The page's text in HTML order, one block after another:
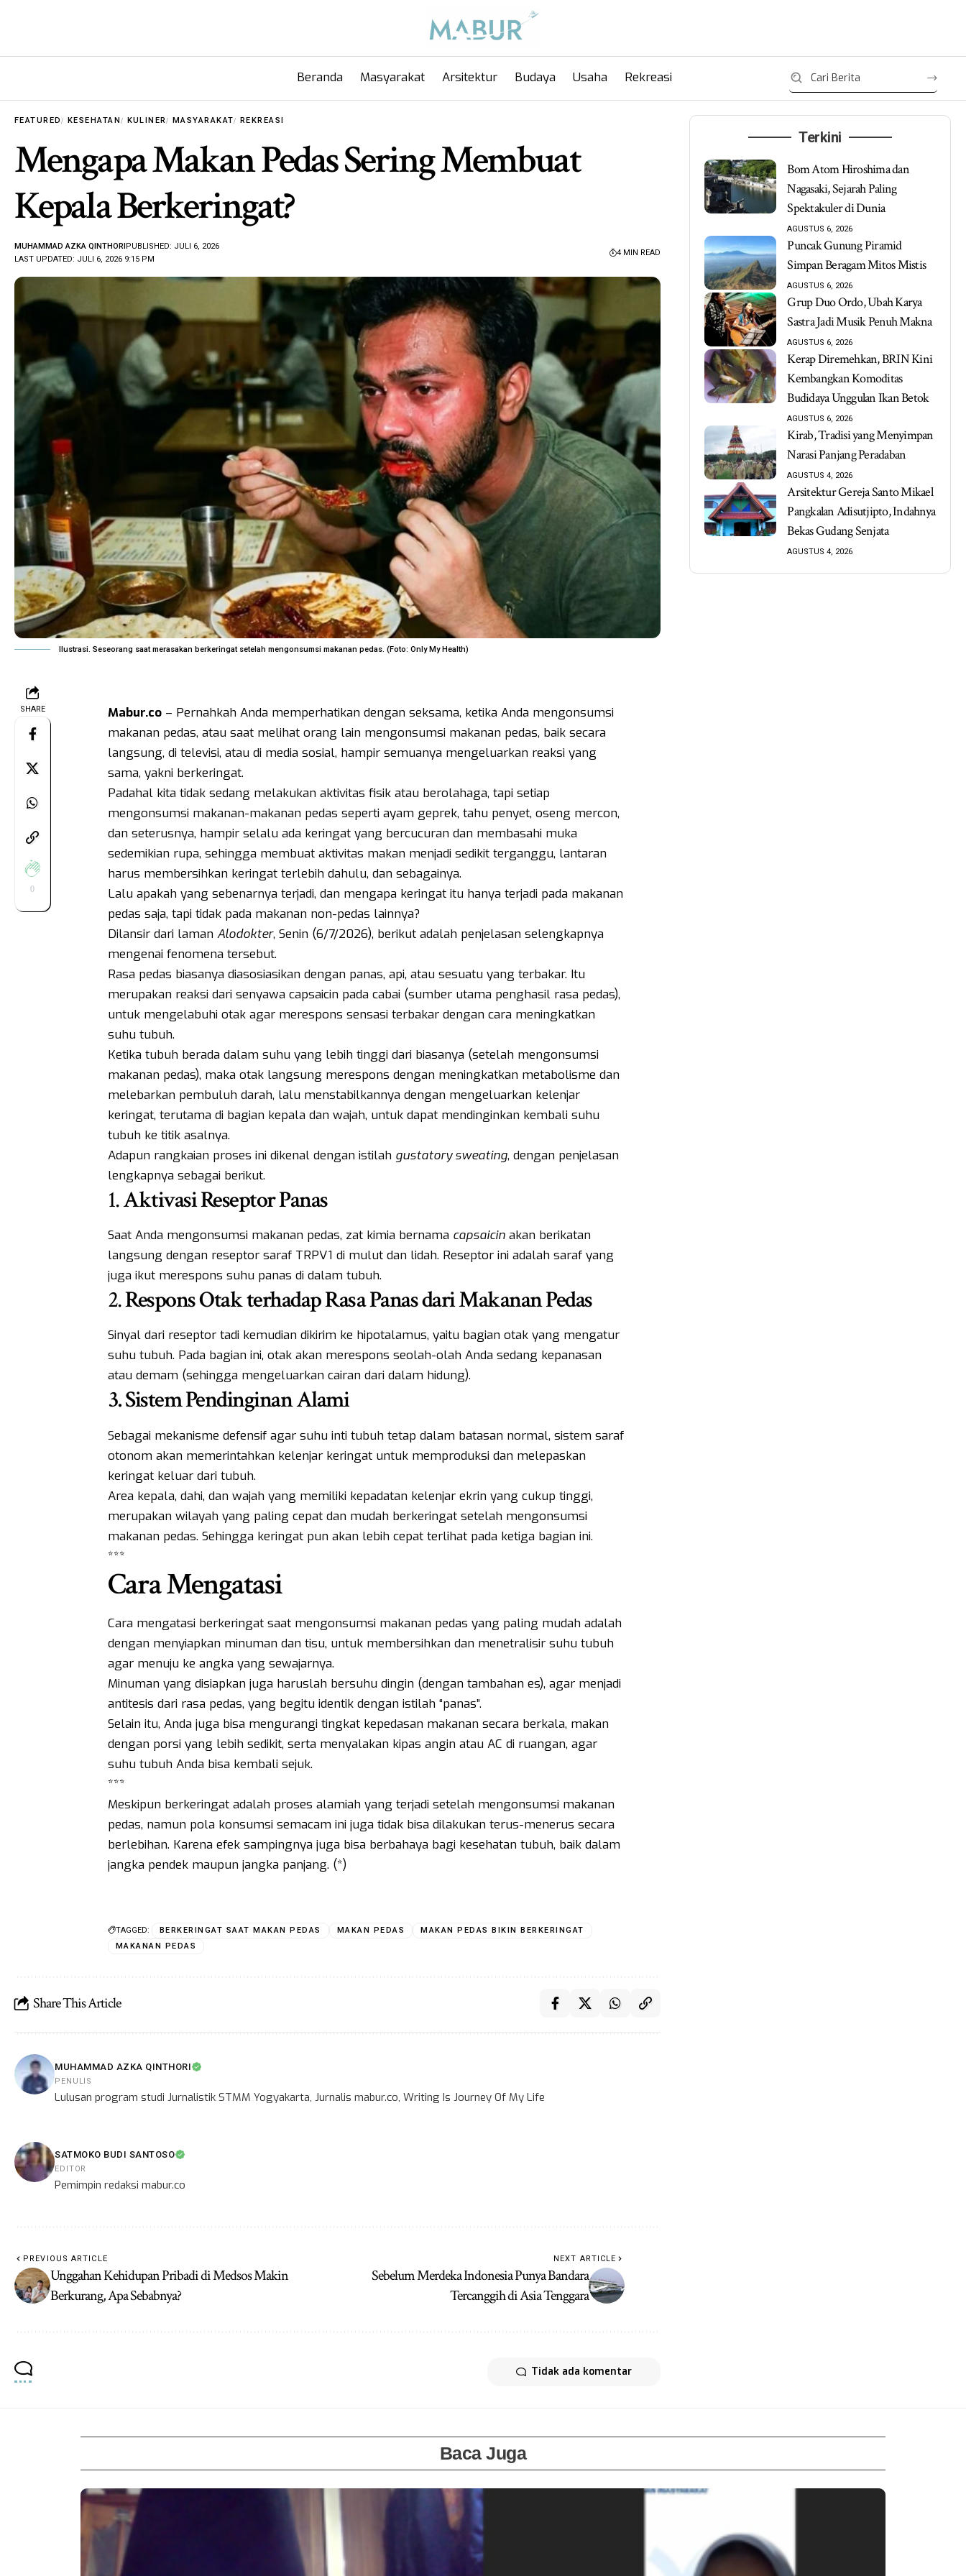
Beranda Masyarakat Arsitektur Budaya Usaha Rekreasi
FEATURED KESEHATAN KULINER MASYARAKAT REKREASI
Mengapa Makan Pedas Sering Membuat
Kepala Berkeringat?
LAST UPDATED: JULI 6, 2026 9:15 PM
MUHAMMAD AZKA QINTHORIPUBLISHED: JULI 6, 2026
4 MIN READ
Ilustrasi. Seseorang saat merasakan berkeringat setelah mengonsumsi makanan pedas. (Foto: Only My Health)
SHARE
0
Mabur.co– Pernahkah Anda memperhatikan dengan seksama, ketika Anda mengonsumsi
makanan pedas, atau saat melihat orang lain mengonsumsi makanan pedas, baik secara
langsung, di televisi, atau di media sosial, hampir semuanya mengeluarkan reaksi yang
sama, yakni berkeringat.
Padahal kita tidak sedang melakukan aktivitas fisik atau berolahaga, tapi setiap
mengonsumsi makanan-makanan pedas seperti ayam geprek, tahu penyet, oseng mercon,
dan seterusnya, hampir selalu ada keringat yang bercucuran dan membasahi muka
sedemikian rupa, sehingga membuat aktivitas makan menjadi sedikit terganggu, lantaran
harus membersihkan keringat terlebih dahulu, dan sebagainya.
Lalu apakah yang sebenarnya terjadi, dan mengapa keringat itu hanya terjadi pada makanan
pedas saja, tapi tidak pada makanan non-pedas lainnya?
Dilansir dari laman Alodokter, Senin (6/7/2026), berikut adalah penjelasan selengkapnya
mengenai fenomena tersebut.
Rasa pedas biasanya diasosiasikan dengan panas, api, atau sesuatu yang terbakar. Itu
merupakan reaksi dari senyawa capsaicin pada cabai (sumber utama penghasil rasa pedas),
untuk mengelabuhi otak agar merespons sensasi terbakar dengan cara meningkatkan
suhu tubuh.
Ketika tubuh berada dalam suhu yang lebih tinggi dari biasanya (setelah mengonsumsi
makanan pedas), maka otak langsung merespons dengan meningkatkan metabolisme dan
melebarkan pembuluh darah, lalu menstabilkannya dengan mengeluarkan kelenjar
keringat, terutama di bagian kepala dan wajah, untuk dapat mendinginkan kembali suhu
tubuh ke titik asalnya.
Adapun rangkaian proses ini dikenal dengan istilah gustatory sweating, dengan penjelasan
lengkapnya sebagai berikut.
1.Aktivasi Reseptor Panas
Saat Anda mengonsumsi makanan pedas, zat kimia bernama capsaicinakan berikatan
langsung dengan reseptor saraf TRPV1 di mulut dan lidah. Reseptor ini adalah saraf yang
juga ikut merespons suhu panas di dalam tubuh.
2.Respons Otakterhadap Rasa Panas dari Makanan Pedas
Sinyal dari reseptor tadi kemudian dikirim ke hipotalamus, yaitu bagian otak yang mengatur
suhu tubuh. Pada bagian ini, otak akan merespons seolah-olah Anda sedang kepanasan
atau demam (sehingga mengeluarkan cairan dari dalam hidung).
3. Sistem Pendinginan Alami
Sebagai mekanisme defensif agar suhu inti tubuh tetap dalam batasan normal, sistem saraf
otonom akan memerintahkan kelenjar keringat untuk memproduksi dan melepaskan
keringat keluar dari tubuh.
Area kepala, dahi, dan wajah yang memiliki kepadatan kelenjar ekrin yang cukup tinggi,
merupakan wilayah yang paling cepat dan mudah berkeringat setelah mengonsumsi
makanan pedas. Sehingga keringat pun akan lebih cepat terlihat pada ketiga bagian ini.
***
Cara Mengatasi
Cara mengatasi berkeringat saat mengonsumsi makanan pedas yang paling mudah adalah
dengan menyiapkan minuman dan tisu, untuk membersihkan dan menetralisir suhu tubuh
agar menuju ke angka yang sewajarnya.
Minuman yang disiapkan juga haruslah bersuhu dingin (dengan tambahan es), agar menjadi
antitesis dari rasa pedas, yang begitu identik dengan istilah “panas”.
Selain itu, Anda juga bisa mengurangi tingkat kepedasan makanan secara berkala, makan
dengan porsi yang lebih sedikit, serta menyalakan kipas angin atau AC di ruangan, agar
suhu tubuh Anda bisa kembali sejuk.
***
Meskipun berkeringat adalah proses alamiah yang terjadi setelah mengonsumsi makanan
pedas, namun pola konsumsi semacam ini juga tidak bisa dilakukan terus-menerus secara
berlebihan. Karena efek sampingnya juga bisa berbahaya bagi kesehatan tubuh, baik dalam
jangka pendek maupun jangka panjang. (*)
TAGGED: BERKERINGAT SAAT MAKAN PEDAS MAKAN PEDAS
MAKAN PEDAS BIKIN BERKERINGAT
MAKANAN PEDAS
Share This Article
MUHAMMAD AZKA QINTHORI
PENULIS
Lulusan program studi Jurnalistik STMM Yogyakarta, Jurnalis mabur.co, Writing Is Journey Of My Life
SATMOKO BUDI SANTOSO
EDITOR
Pemimpin redaksi mabur.co
PREVIOUS ARTICLE
Unggahan Kehidupan Pribadi di Medsos Makin
Berkurang, Apa Sebabnya?
NEXT ARTICLE
Sebelum Merdeka Indonesia Punya Bandara
Tercanggih di Asia Tenggara
Tidak ada komentar
Terkini
Bom Atom Hiroshima dan
Nagasaki, Sejarah Paling
Spektakuler di Dunia
AGUSTUS 6, 2026
Puncak Gunung Piramid
Simpan Beragam Mitos Mistis
AGUSTUS 6, 2026
Grup Duo Ordo, Ubah Karya
Sastra Jadi Musik Penuh Makna
AGUSTUS 6, 2026
Kerap Diremehkan, BRIN Kini
Kembangkan Komoditas
Budidaya Unggulan Ikan Betok
AGUSTUS 6, 2026
Kirab, Tradisi yang Menyimpan
Narasi Panjang Peradaban
AGUSTUS 4, 2026
Arsitektur Gereja Santo Mikael
Pangkalan Adisutjipto, Indahnya
Bekas Gudang Senjata
AGUSTUS 4, 2026
Baca Juga